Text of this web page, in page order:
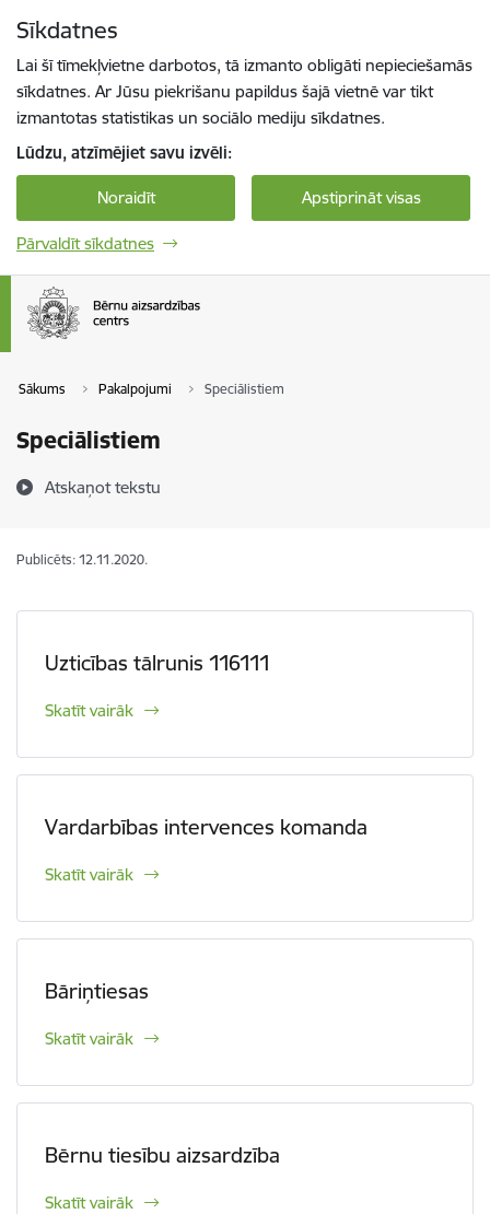
Sīkdatnes
Lai šī tīmekļvietne darbotos, tā izmanto obligāti nepieciešamās
sīkdatnes. Ar Jūsu piekrišanu papildus šajā vietnē var tikt
izmantotas statistikas un sociālo mediju sīkdatnes.
Lūdzu, atzīmējiet savu izvēli:
Noraidīt Apstiprināt visas
Pārvaldīt sīkdatnes
Sākums Pakalpojumi Speciālistiem
Speciālistiem
Atskaņot tekstu
Publicēts: 12.11.2020.
Uzticības tālrunis 116111
Skatīt vairāk
Vardarbības intervences komanda
Skatīt vairāk
Bāriņtiesas
Skatīt vairāk
Bērnu tiesību aizsardzība
Skatīt vairāk